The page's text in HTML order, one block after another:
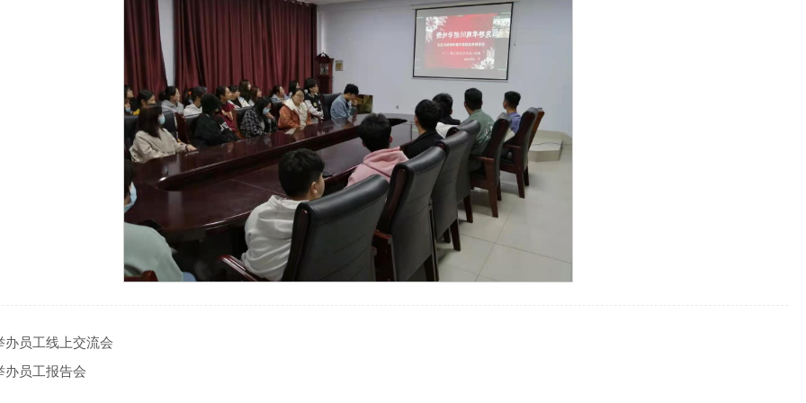
办员工线上交流会
办员工报告会